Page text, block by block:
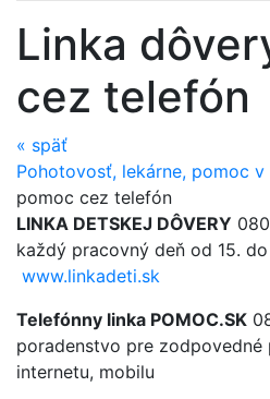
Linka
cez telefón
« späť
Pohotovosť, lekárne, pomoc v
pomoc cez telefón
LINKA DETSKEJ DÔVERY
každý pracovný deň od 15. do
www.linkadeti.sk
Telefónny linka POMOC.SK
poradenstvo pre zodpovedné
internetu, mobilu